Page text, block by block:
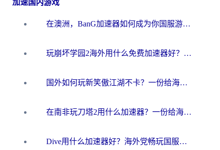
加速国内游戏
在澳洲，BanG加速器如何成为你国服游戏的“时光机”？
玩崩坏学园2海外用什么免费加速器好？2026海外党亲测国服游戏加速指南
国外如何玩新笑傲江湖不卡？一份给海外游子的终极网络指南
在南非玩刀塔2用什么加速器？一份给海外游子的终极生存指南
Dive用什么加速器好？海外党畅玩国服游戏的终极避坑指南